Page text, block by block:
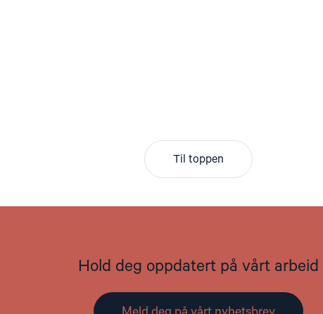
Til toppen
Hold deg oppdatert på vårt arbeid